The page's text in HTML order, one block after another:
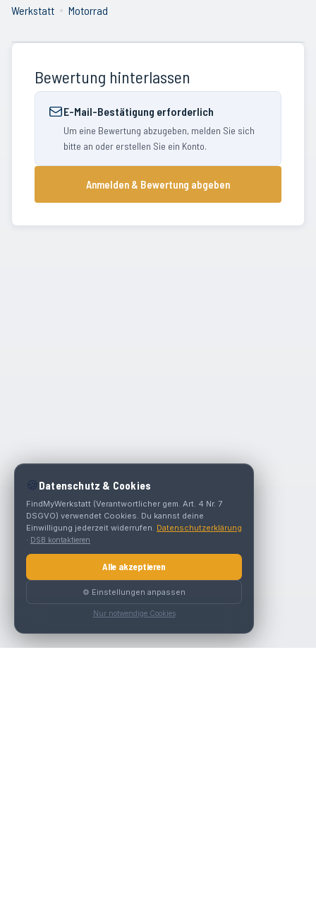
Werkstatt Motorrad
Bewertung hinterlassen
E-Mail-Bestätigung erforderlich
Um eine Bewertung abzugeben, melden Sie sich
bitte an oder erstellen Sie ein Konto.
Anmelden & Bewertung abgeben
🍪 Datenschutz & Cookies
FindMyWerkstatt (Verantwortlicher gem. Art. 4 Nr. 7
DSGVO) verwendet Cookies. Du kannst deine
Einwilligung jederzeit widerrufen. Datenschutzerklärung
· DSB kontaktieren
Alle akzeptieren
⚙️ Einstellungen anpassen
Nur notwendige Cookies